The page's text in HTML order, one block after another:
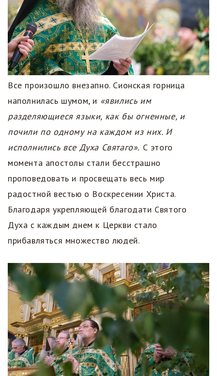
Все произошло внезапно. Сионская горница
наполнилась шумом, и «явились им
разделяющиеся языки, как бы огненные, и
почили по одному на каждом из них. И
исполнились все Духа Святаго». С этого
момента апостолы стали бесстрашно
проповедовать и просвещать весь мир
радостной вестью о Воскресении Христа.
Благодаря укрепляющей благодати Святого
Духа с каждым днем к Церкви стало
прибавляться множество людей.